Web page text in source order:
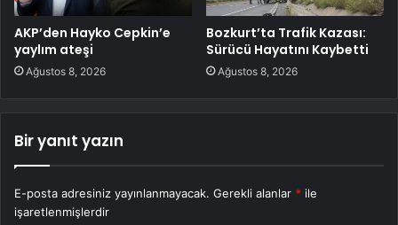
AKP’den Hayko Cepkin’e
yaylım ateşi
Ağustos 8, 2026
Bozkurt’ta Trafik Kazası:
Sürücü Hayatını Kaybetti
Ağustos 8, 2026
Bir yanıt yazın
E-posta adresiniz yayınlanmayacak. Gerekli alanlar * ile
işaretlenmişlerdir